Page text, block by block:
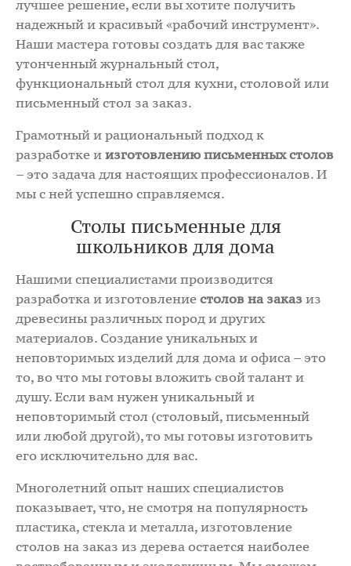
лучшее решение, если вы хотите получить
надежный и красивый «рабочий инструмент».
Наши мастера готовы создать для вас также
утонченный журнальный стол,
функциональный стол для кухни, столовой или
письменный стол за заказ.
Грамотный и рациональный подход к
разработке иизготовлению письменных столов
– это задача для настоящих профессионалов. И
мы с ней успешно справляемся.
Столы письменные для
школьников для дома
Нашими специалистами производится
разработка и изготовлениестолов на заказиз
древесины различных пород и других
материалов. Создание уникальных и
неповторимых изделий для дома и офиса – это
то, во что мы готовы вложить свой талант и
душу. Если вам нужен уникальный и
неповторимый стол (столовый, письменный
или любой другой), то мы готовы изготовить
его исключительно для вас.
Многолетний опыт наших специалистов
показывает, что, не смотря на популярность
пластика, стекла и металла, изготовление
столов на заказ из дерева остается наиболее